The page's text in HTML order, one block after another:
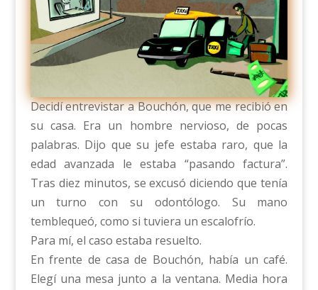
Decidí entrevistar a Bouchón, que me recibió en
su casa. Era un hombre nervioso, de pocas
palabras. Dijo que su jefe estaba raro, que la
edad avanzada le estaba “pasando factura”.
Tras diez minutos, se excusó diciendo que tenía
un turno con su odontólogo. Su mano
temblequeó, como si tuviera un escalofrío.
Para mí, el caso estaba resuelto.
En frente de casa de Bouchón, había un café.
Elegí una mesa junto a la ventana. Media hora